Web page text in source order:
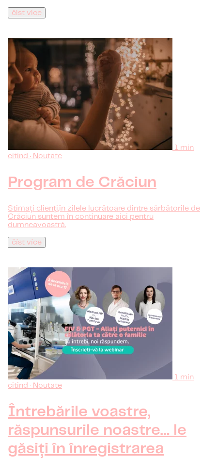
číst více
1 min
citind · Noutate
Program de Crăciun
Stimați clienți,în zilele lucrătoare dintre sărbătorile de
Crăciun suntem în continuare aici pentru
dumneavoastră.
číst více
1 min
citind · Noutate
Întrebările voastre,
răspunsurile noastre… le
găsiți în înregistrarea